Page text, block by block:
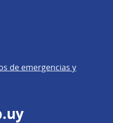
de emergencias y